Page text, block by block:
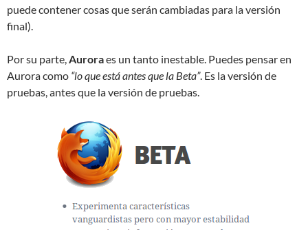
puede contener cosas que serán cambiadas para la versión
final).
Por su parte,Auroraes un tanto inestable. Puedes pensar en
Aurora como “lo que está antes que la Beta”. Es la versión de
pruebas, antes que la versión de pruebas.